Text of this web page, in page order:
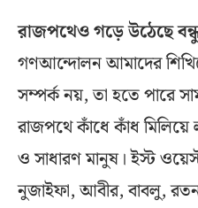
রাজপথেও গড়ে উঠেছে
গণআন্দোলন আমাদের
সম্পর্ক নয়, তা হতে পারে
রাজপথে কাঁধে কাঁধ মিলিয়ে
ও সাধারণ মানুষ। ইস্ট ওয়েস্ট
নুজাইফা, আবীর, বাবলু,